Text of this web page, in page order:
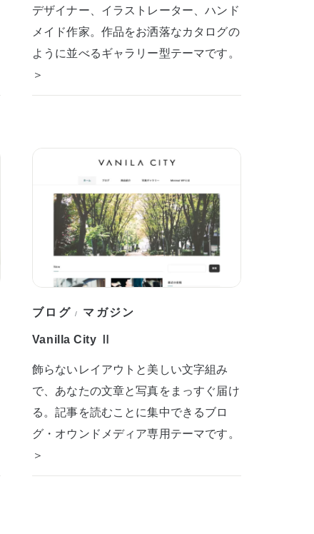
デザイナー、イラストレーター、ハンド
メイド作家。作品をお洒落なカタログの
ように並べるギャラリー型テーマです。
＞
ブログ / マガジン
Vanilla City Ⅱ
飾らないレイアウトと美しい文字組み
で、あなたの文章と写真をまっすぐ届け
る。記事を読むことに集中できるブロ
グ・オウンドメディア専用テーマです。
＞